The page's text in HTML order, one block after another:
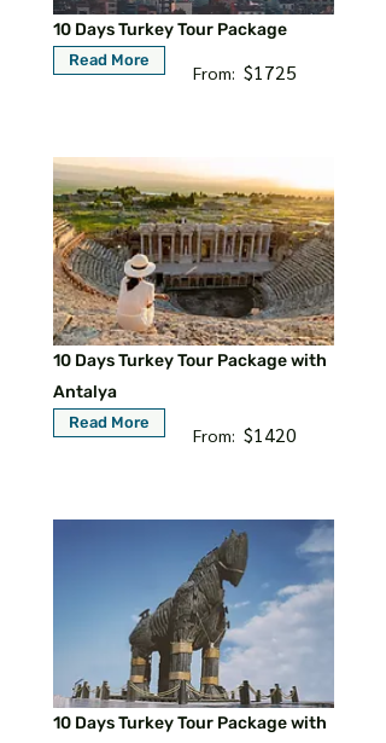
10 Days Turkey Tour Package
Read More
From: $1725
10 Days Turkey Tour Package with
Antalya
Read More
From: $1420
10 Days Turkey Tour Package with